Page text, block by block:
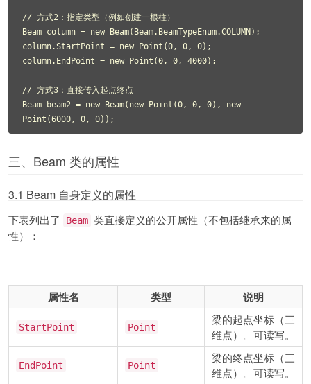
// 方式2：指定类型（例如创建一根柱）
Beam column = new Beam(Beam.BeamTypeEnum.COLUMN);
column.StartPoint = new Point(0, 0, 0);
column.EndPoint = new Point(0, 0, 4000);
// 方式3：直接传入起点终点
Beam beam2 = new Beam(new Point(0, 0, 0), new
Point(6000, 0, 0));
三、Beam 类的属性
3.1 Beam 自身定义的属性
下表列出了 Beam 类直接定义的公开属性（不包括继承来的属
性）：
属性名 类型 说明
StartPoint Point
梁的起点坐标（三
维点）。可读写。
EndPoint Point
梁的终点坐标（三
维点）。可读写。